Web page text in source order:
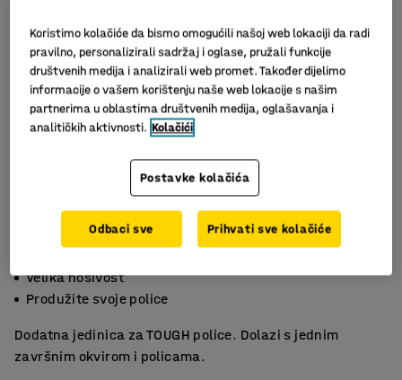
Velika nosivost
Produžite svoje police
Dodatna jedinica za TOUGH police. Dolazi s jednim
završnim okvirom i policama.
Koristimo kolačiće da bismo omogućili našoj web lokaciji da radi
pravilno, personalizirali sadržaj i oglase, pružali funkcije
društvenih medija i analizirali web promet. Također dijelimo
informacije o vašem korištenju naše web lokacije s našim
partnerima u oblastima društvenih medija, oglašavanja i
analitičkih aktivnosti. Kolačići
Postavke kolačića
Odbaci sve Prihvati sve kolačiće